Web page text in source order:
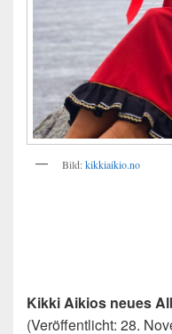
Bild:kikkiaikio.no
Kikki Aikios neues
(Veröffentlicht: 28.